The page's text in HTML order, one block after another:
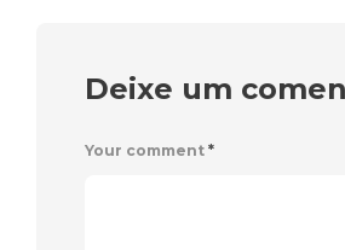
Deixe um
Your comment *